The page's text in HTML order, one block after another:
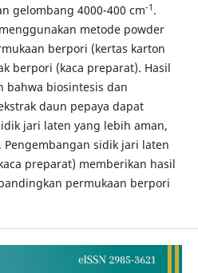
gelombang 4000-400 cm-1 .
metode powder
berpori (kertas karton
berpori (kaca preparat). Hasil
bahwa biosintesis dan
daun pepaya dapat
jari laten yang lebih aman,
sidik jari laten
preparat) memberikan hasil
permukaan berpori